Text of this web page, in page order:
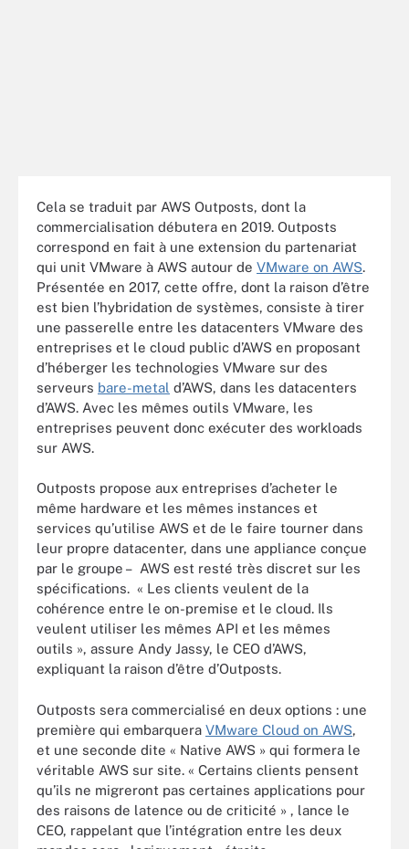
Cela se traduit par AWS Outposts, dont la
commercialisation débutera en 2019. Outposts
correspond en fait à une extension du partenariat
qui unit VMware à AWS autour de VMware on AWS.
Présentée en 2017, cette offre, dont la raison d’être
est bien l’hybridation de systèmes, consiste à tirer
une passerelle entre les datacenters VMware des
entreprises et le cloud public d’AWS en proposant
d’héberger les technologies VMware sur des
serveurs bare-metal d’AWS, dans les datacenters
d’AWS. Avec les mêmes outils VMware, les
entreprises peuvent donc exécuter des workloads
sur AWS.
Outposts propose aux entreprises d’acheter le
même hardware et les mêmes instances et
services qu’utilise AWS et de le faire tourner dans
leur propre datacenter, dans une appliance conçue
par le groupe – AWS est resté très discret sur les
spécifications. « Les clients veulent de la
cohérence entre le on-premise et le cloud. Ils
veulent utiliser les mêmes API et les mêmes
outils », assure Andy Jassy, le CEO d’AWS,
expliquant la raison d’être d’Outposts.
Outposts sera commercialisé en deux options : une
première qui embarquera VMware Cloud on AWS,
et une seconde dite « Native AWS » qui formera le
véritable AWS sur site. « Certains clients pensent
qu’ils ne migreront pas certaines applications pour
des raisons de latence ou de criticité » , lance le
CEO, rappelant que l’intégration entre les deux